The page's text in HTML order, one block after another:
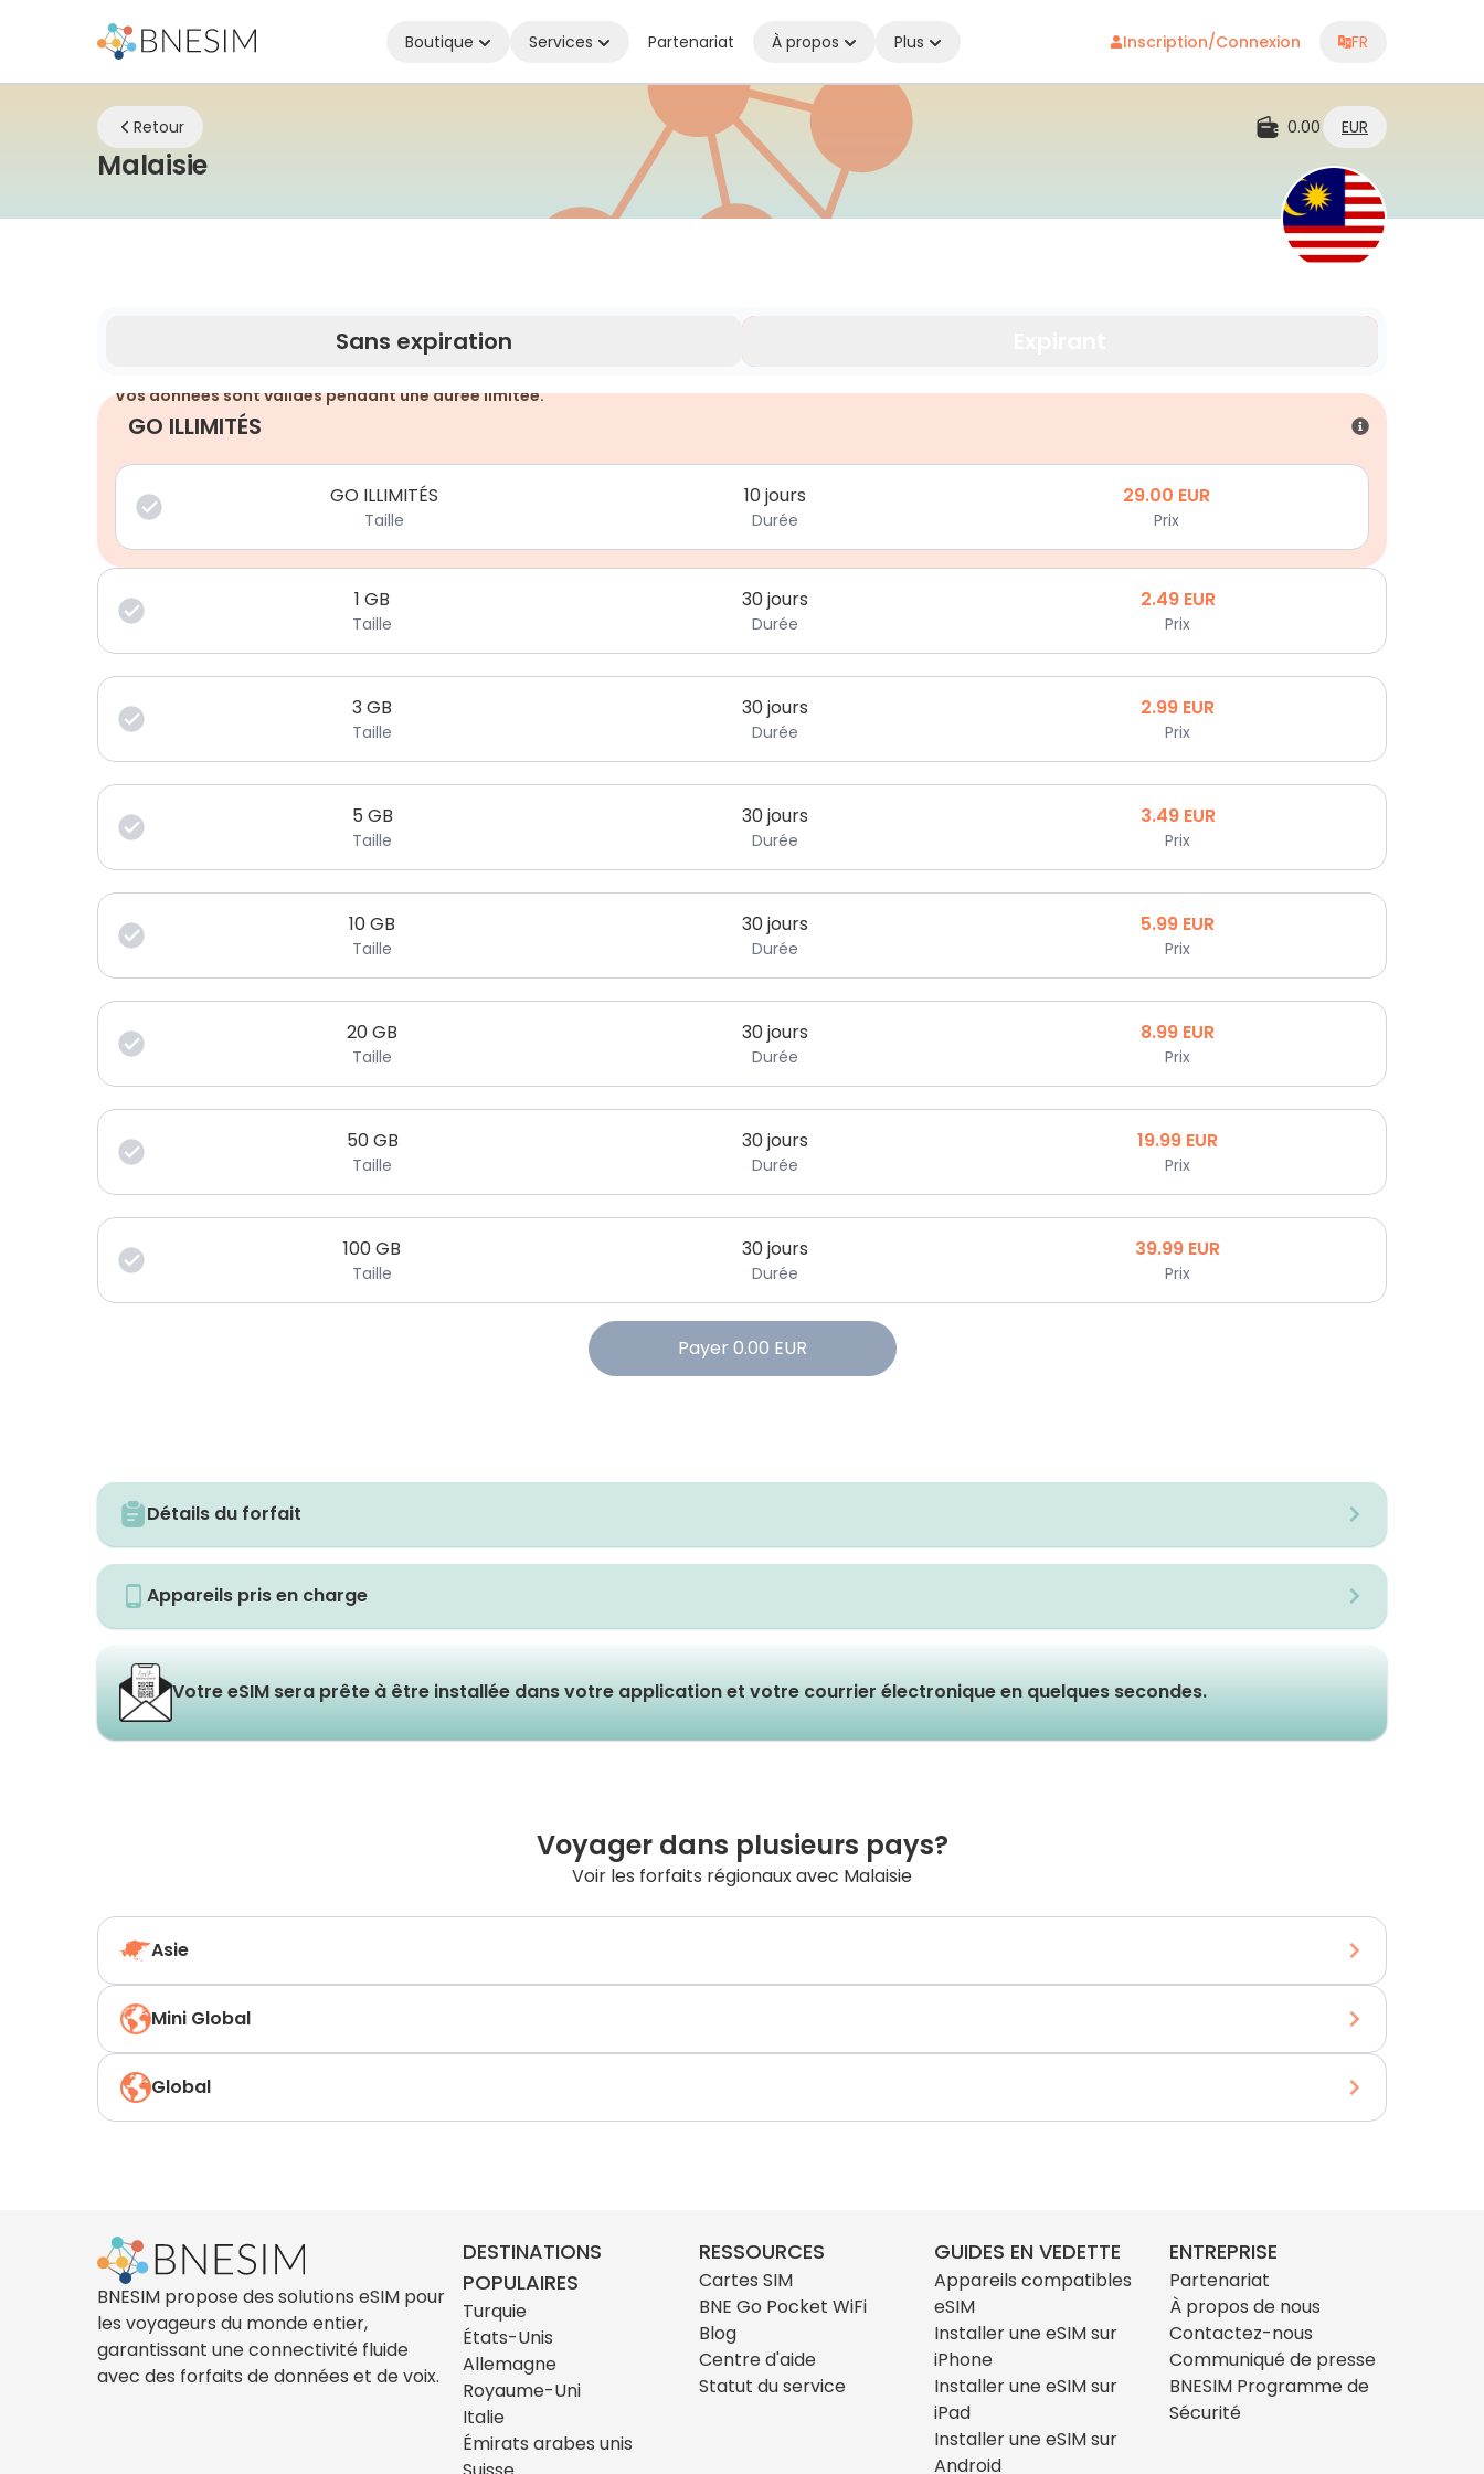
Boutique Services Partenariat À propos Plus Inscription/Connexion FR
Retour 0.00 EUR
MalaisieeSIM | Restez connecté où que vous soyez
Sans expiration
Vos données sont valides pendant une durée limitée.
GO ILLIMITÉS
GO ILLIMITÉS
Taille
10 jours
Durée
29.00 EUR
Prix
1 GB
Taille
30 jours
Durée
2.49 EUR
Prix
3GB
Taille
30 jours
Durée
2.99 EUR
Prix
5 GB
Taille
30 jours
Durée
3.49 EUR
Prix
10GB
Taille
30 jours
Durée
5.99 EUR
Prix
20GB
Taille
30 jours
Durée
8.99 EUR
Prix
50GB
Taille
30 jours
Durée
19.99 EUR
Prix
100GB
Taille
30 jours
Durée
39.99 EUR
Prix
Payer 0.00 EUR
Détails du forfait
Appareils pris en charge
Votre eSIM sera prête à être installée dans votre application et votre courrier électronique en quelques secondes.
Voyager dans plusieurs pays?
Voir les forfaits régionaux avec Malaisie
Asie
Mini Global
Global
BNESIM propose des solutions eSIM pour
les voyageurs du monde entier,
garantissant une connectivité fluide
avec des forfaits de données et de voix.
DESTINATIONS
POPULAIRES
Turquie
États-Unis
Allemagne
Royaume-Uni
Italie
Émirats arabes unis
RESSOURCES
Cartes SIM
BNE Go Pocket WiFi
Blog
Centre d'aide
Statut du service
GUIDES EN VEDETTE
Appareils compatibles
eSIM
Installer une eSIM sur
iPhone
Installer une eSIM sur
iPad
Installer une eSIM sur
Android
ENTREPRISE
Partenariat
À propos de nous
Contactez-nous
Communiqué de presse
BNESIM Programme de
Sécurité